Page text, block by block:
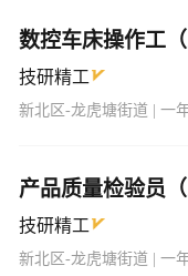
数控车床操作工
技研精工
新北区-龙虎塘街道 | 一
产品质量检验员
技研精工
新北区-龙虎塘街道 | 一